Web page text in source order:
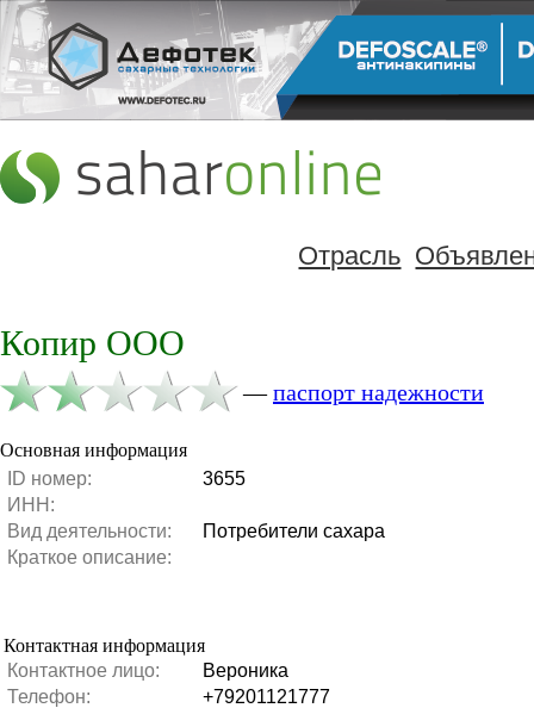
Отрасль
Копир ООО
—паспорт надежности
Основная информация
ID номер:
3655
ИНН:
Вид деятельности:
Потребители сахара
Краткое описание:
Контактная информация
Контактное лицо:
Вероника
Телефон:
+79201121777